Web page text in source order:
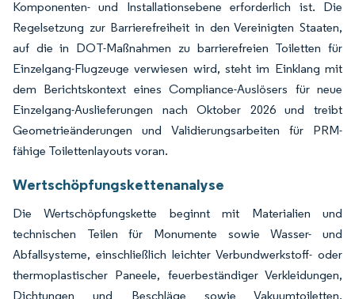
Komponenten- und Installationsebene erforderlich ist. Die
Regelsetzung zur Barrierefreiheit in den Vereinigten Staaten,
auf die in DOT-Maßnahmen zu barrierefreien Toiletten für
Einzelgang-Flugzeuge verwiesen wird, steht im Einklang mit
dem Berichtskontext eines Compliance-Auslösers für neue
Einzelgang-Auslieferungen nach Oktober 2026 und treibt
Geometrieänderungen und Validierungsarbeiten für PRM-
fähige Toilettenlayouts voran.
Wertschöpfungskettenanalyse
Die Wertschöpfungskette beginnt mit Materialien und
technischen Teilen für Monumente sowie Wasser- und
Abfallsysteme, einschließlich leichter Verbundwerkstoff- oder
thermoplastischer Paneele, feuerbeständiger Verkleidungen,
Dichtungen und Beschläge sowie Vakuumtoiletten,